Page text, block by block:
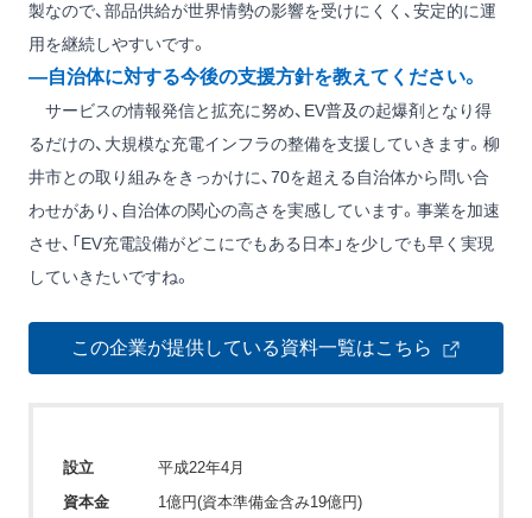
製なので、部品供給が世界情勢の影響を受けにくく、安定的に運
用を継続しやすいです。
―自治体に対する今後の支援方針を教えてください。
サービスの情報発信と拡充に努め、EV普及の起爆剤となり得
るだけの、大規模な充電インフラの整備を支援していきます。柳
井市との取り組みをきっかけに、70を超える自治体から問い合
わせがあり、自治体の関心の高さを実感しています。事業を加速
させ、「EV充電設備がどこにでもある日本」を少しでも早く実現
していきたいですね。
この企業が提供している資料一覧はこちら
設立
平成22年4月
資本金
1億円(資本準備金含み19億円)